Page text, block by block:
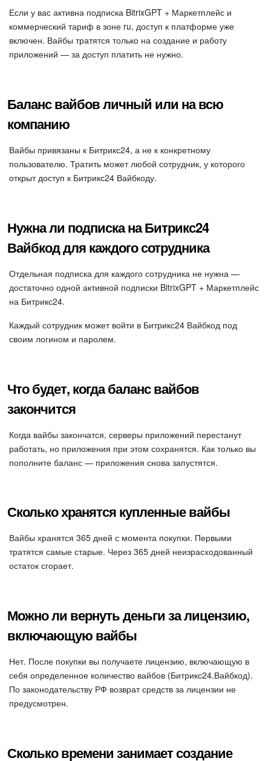
Если у вас активна подписка BitrixGPT + Маркетплейс и
коммерческий тариф в зоне ru, доступ к платформе уже
включен. Вайбы тратятся только на создание и работу
приложений — за доступ платить не нужно.
Баланс вайбов личный или на всю
компанию
Вайбы привязаны к Битрикс24, а не к конкретному
пользователю. Тратить может любой сотрудник, у которого
открыт доступ к Битрикс24 Вайбкоду.
Нужна ли подписка на Битрикс24
Вайбкод для каждого сотрудника
Отдельная подписка для каждого сотрудника не нужна —
достаточно одной активной подписки BitrixGPT + Маркетплейс
на Битрикс24.
Каждый сотрудник может войти в Битрикс24 Вайбкод под
своим логином и паролем.
Что будет, когда баланс вайбов
закончится
Когда вайбы закончатся, серверы приложений перестанут
работать, но приложения при этом сохранятся. Как только вы
пополните баланс — приложения снова запустятся.
Сколько хранятся купленные вайбы
Вайбы хранятся 365 дней с момента покупки. Первыми
тратятся самые старые. Через 365 дней неизрасходованный
остаток сгорает.
Можно ли вернуть деньги за лицензию,
включающую вайбы
Нет. После покупки вы получаете лицензию, включающую в
себя определенное количество вайбов (Битрикс24.Вайбкод).
По законодательству РФ возврат средств за лицензии не
предусмотрен.
Сколько времени занимает создание